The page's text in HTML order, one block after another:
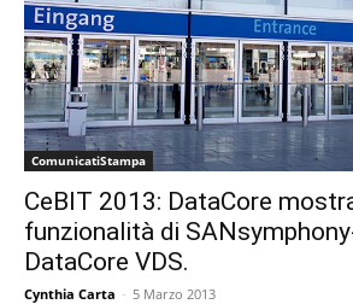
ComunicatiStampa
CeBIT 2013: DataCore
funzionalità di
DataCore VDS.
Cynthia Carta - 5 Marzo 2013